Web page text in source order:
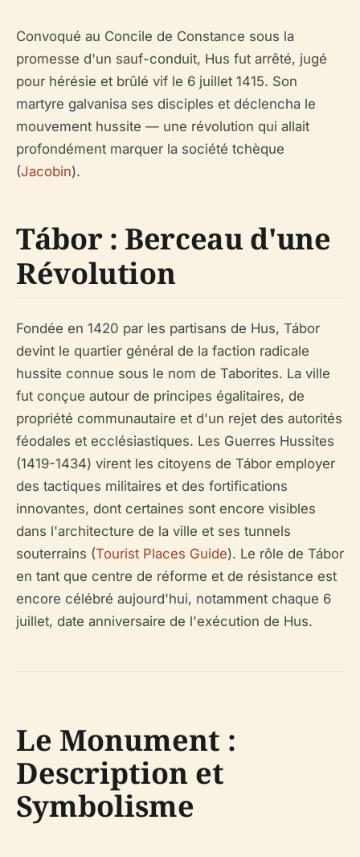
Convoqué au Concile de Constance sous la
promesse d'un sauf-conduit, Hus fut arrêté, jugé
pour hérésie et brûlé vif le 6 juillet 1415. Son
martyre galvanisa ses disciples et déclencha le
mouvement hussite — une révolution qui allait
profondément marquer la société tchèque
(Jacobin).
Tábor : Berceau d'une
Révolution
Fondée en 1420 par les partisans de Hus, Tábor
devint le quartier général de la faction radicale
hussite connue sous le nom de Taborites. La ville
fut conçue autour de principes égalitaires, de
propriété communautaire et d'un rejet des autorités
féodales et ecclésiastiques. Les Guerres Hussites
(1419-1434) virent les citoyens de Tábor employer
des tactiques militaires et des fortifications
innovantes, dont certaines sont encore visibles
dans l'architecture de la ville et ses tunnels
souterrains (Tourist Places Guide). Le rôle de Tábor
en tant que centre de réforme et de résistance est
encore célébré aujourd'hui, notamment chaque 6
juillet, date anniversaire de l'exécution de Hus.
Le Monument :
Description et
Symbolisme